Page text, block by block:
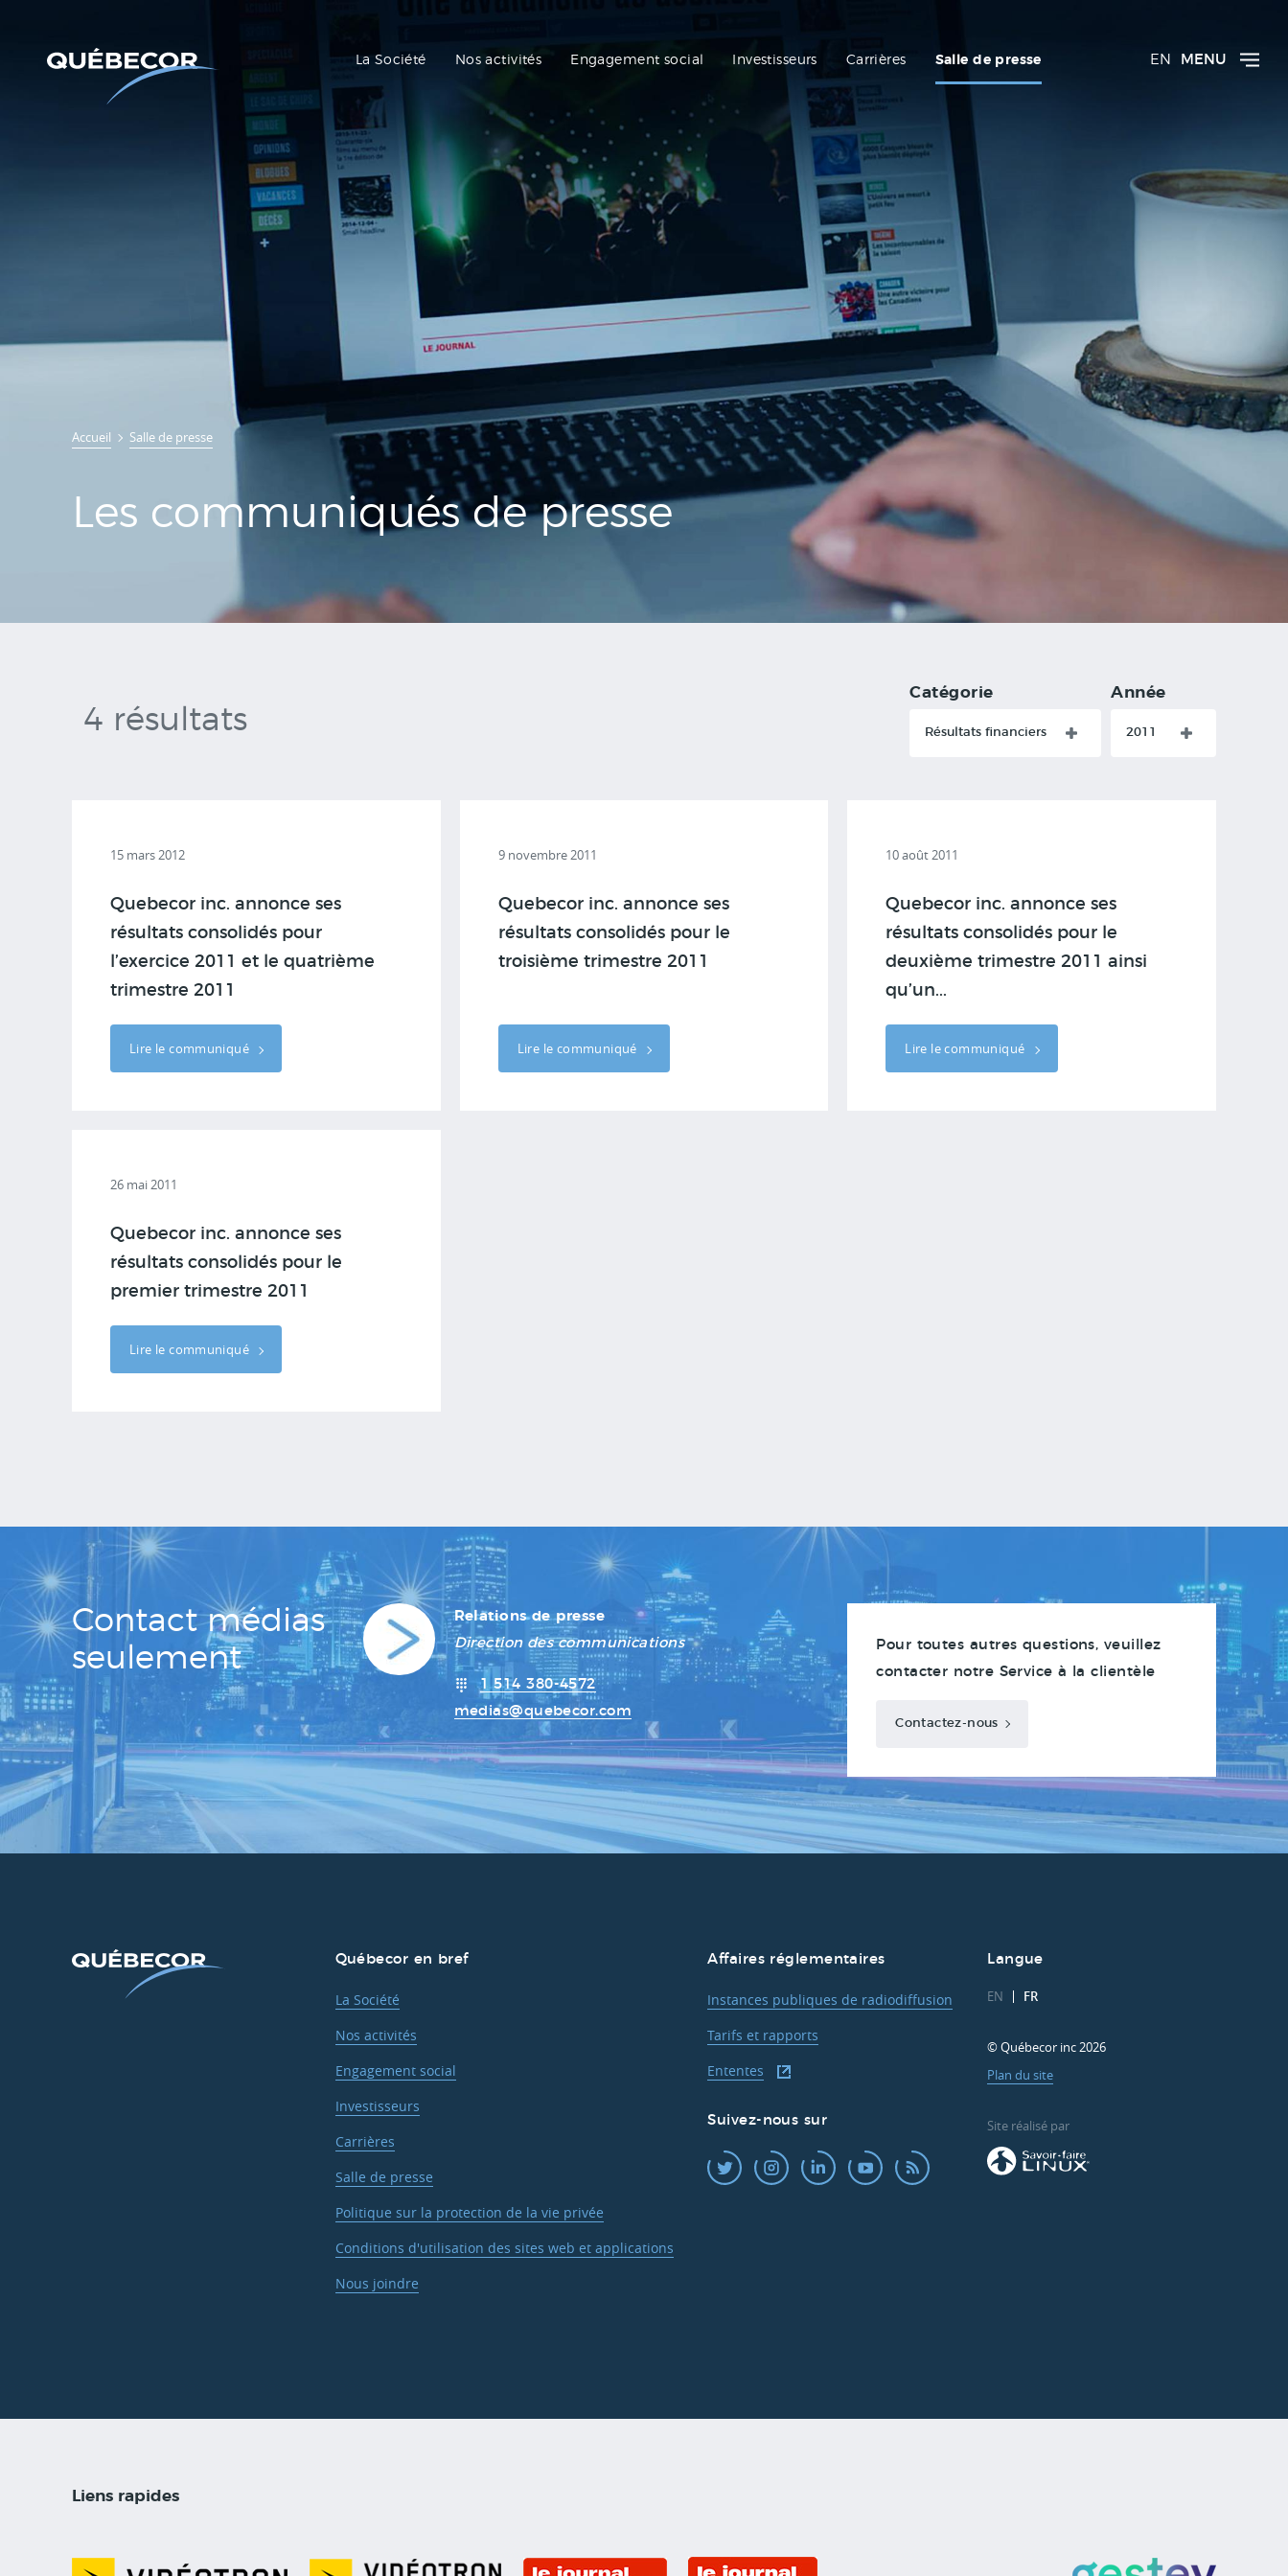
La Société Nos activités Engagement social Investisseurs Carrières Salle de presse EN MENU
Accueil Salle de presse
Communiqués
de presse
Les communiqués de presse
4 résultats
Catégorie
Résultats financiers
Année
2011
15 mars 2012
Quebecor inc. annonce ses
résultats consolidés pour
l’exercice 2011 et le quatrième
trimestre 2011
Lire le communiqué
9 novembre 2011
Quebecor inc. annonce ses
résultats consolidés pour le
troisième trimestre 2011
Lire le communiqué
10 août 2011
Quebecor inc. annonce ses
résultats consolidés pour le
deuxième trimestre 2011 ainsi
qu’un...
Lire le communiqué
26 mai 2011
Quebecor inc. annonce ses
résultats consolidés pour le
premier trimestre 2011
Lire le communiqué
Contact médias
seulement
Relations de presse
Direction des communications
1 514 380-4572
medias@quebecor.com
Pour toutes autres questions, veuillez
contacter notre Service à la clientèle
Contactez-nous
Québecor en bref
La Société
Nos activités
Engagement social
Investisseurs
Carrières
Salle de presse
Politique sur la protection de la vie privée
Conditions d'utilisation des sites web et applications
Nous joindre
Affaires réglementaires
Instances publiques de radiodiffusion
Tarifs et rapports
Ententes
Suivez-nous sur
Langue
EN FR
© Québecor inc 2026
Plan du site
Site réalisé par
Liens rapides